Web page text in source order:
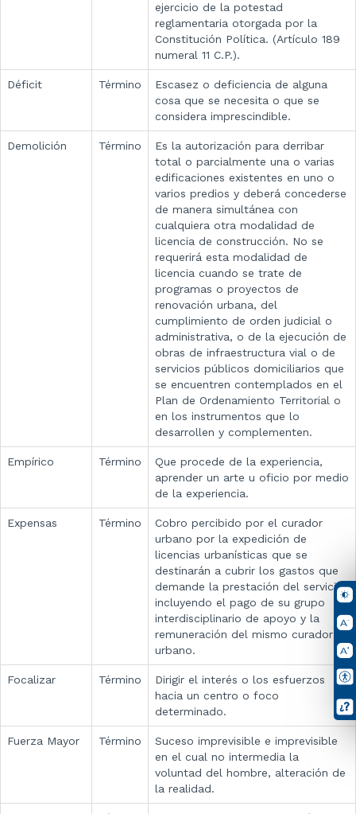
ejercicio de la potestad
reglamentaria otorgada por la
Constitución Política. (Artículo 189
numeral 11 C.P.).
Déficit Término
Escasez o deficiencia de alguna
cosa que se necesita o que se
considera imprescindible.
Demolición Término
Es la autorización para derribar
total o parcialmente una o varias
edificaciones existentes en uno o
varios predios y deberá concederse
de manera simultánea con
cualquiera otra modalidad de
licencia de construcción. No se
requerirá esta modalidad de
licencia cuando se trate de
programas o proyectos de
renovación urbana, del
cumplimiento de orden judicial o
administrativa, o de la ejecución de
obras de infraestructura vial o de
servicios públicos domiciliarios que
se encuentren contemplados en el
Plan de Ordenamiento Territorial o
en los instrumentos que lo
desarrollen y complementen.
Empírico Término
Que procede de la experiencia,
aprender un arte u oficio por medio
de la experiencia.
Expensas Término
Cobro percibido por el curador
urbano por la expedición de
licencias urbanísticas que se
destinarán a cubrir los gastos que
demande la prestación del servicio,
incluyendo el pago de su grupo
interdisciplinario de apoyo y la
remuneración del mismo curador
urbano.
Focalizar Término
Dirigir el interés o los esfuerzos
hacia un centro o foco
determinado.
Fuerza Mayor Término
Suceso imprevisible e imprevisible
en el cual no intermedia la
voluntad del hombre, alteración de
la realidad.